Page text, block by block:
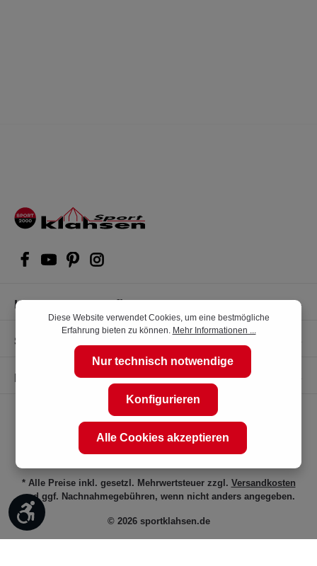
Kompetente Kaufberatung
Shop Service
Informationen
© 2026 sportklahsen.de
* Alle Preise inkl. gesetzl. Mehrwertsteuer zzgl. Versandkosten
und ggf. Nachnahmegebühren, wenn nicht anders angegeben.
Werkzeugleiste anzeigen
Diese Website verwendet Cookies, um eine bestmögliche
Erfahrung bieten zu können. Mehr Informationen ...
Nur technisch notwendige
Konfigurieren
Alle Cookies akzeptieren